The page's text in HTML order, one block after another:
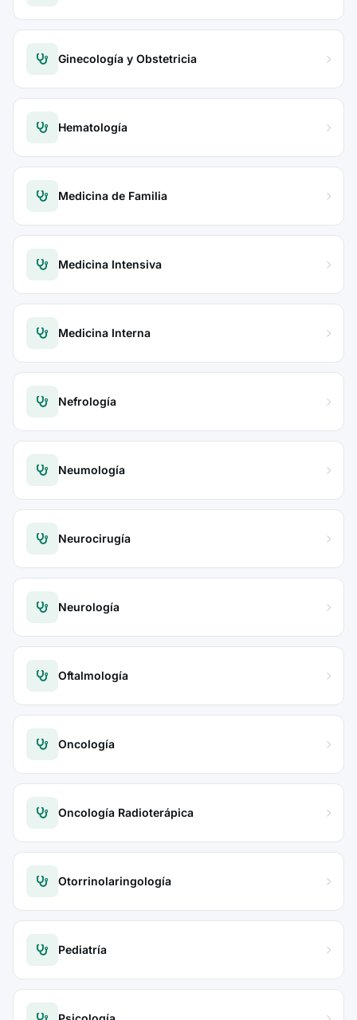
Ginecología y Obstetricia
Hematología
Medicina de Familia
Medicina Intensiva
Medicina Interna
Nefrología
Neumología
Neurocirugía
Neurología
Oftalmología
Oncología
Oncología Radioterápica
Otorrinolaringología
Pediatría